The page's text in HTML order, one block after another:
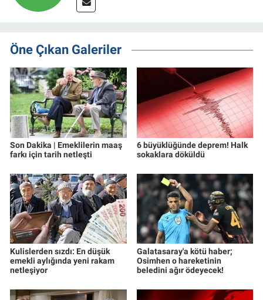
Öne Çıkan Galeriler
Son Dakika | Emeklilerin maaş
farkı için tarih netleşti
6 büyüklüğünde deprem! Halk
sokaklara döküldü
Kulislerden sızdı: En düşük
emekli aylığında yeni rakam
netleşiyor
Galatasaray'a kötü haber;
Osimhen o hareketinin
beledini ağır ödeyecek!